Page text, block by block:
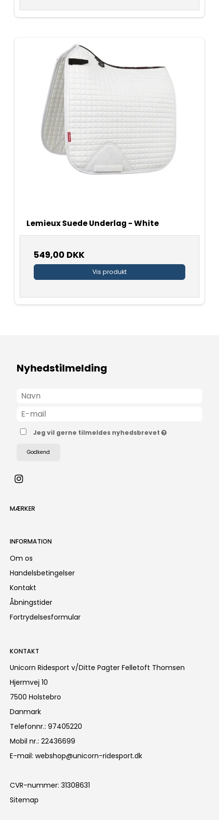
Lemieux Suede Underlag - White
549,00 DKK
Vis produkt
Nyhedstilmelding
Jeg vil gerne tilmeldes nyhedsbrevet
Godkend
MÆRKER
INFORMATION
Om os
Handelsbetingelser
Kontakt
Åbningstider
Fortrydelsesformular
KONTAKT
Unicorn Ridesport v/Ditte Pagter Felletoft Thomsen
Hjermvej 10
7500 Holstebro
Danmark
Telefonnr.: 97405220
Mobil nr.: 22436699
E-mail: webshop@unicorn-ridesport.dk
CVR-nummer: 31308631
Sitemap